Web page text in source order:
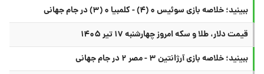
ببینید؛ خلاصه بازی سوئیس ۰ (۴) - کلمبیا ۰ (۳) در جام جهانی
قیمت دلار، طلا و سکه امروز چهارشنبه ۱۷ تیر ۱۴۰۵
ببینید؛ خلاصه بازی آرژانتین ۳ - مصر ۲ در جام جهانی